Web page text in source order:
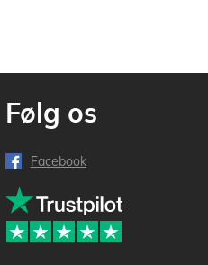
Følg os
Facebook